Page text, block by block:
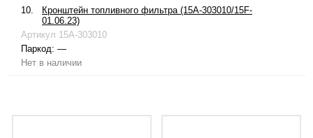
10.
Кронштейн топливного фильтра (15A-303010/15F-
01.06.23)
Артикул 15A-303010
Паркод: —
Нет в наличии